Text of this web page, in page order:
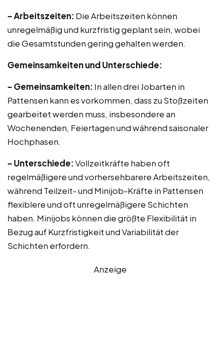
– Arbeitszeiten: Die Arbeitszeiten können
unregelmäßig und kurzfristig geplant sein, wobei
die Gesamtstunden gering gehalten werden.
Gemeinsamkeiten und Unterschiede:
– Gemeinsamkeiten: In allen drei Jobarten in
Pattensen kann es vorkommen, dass zu Stoßzeiten
gearbeitet werden muss, insbesondere an
Wochenenden, Feiertagen und während saisonaler
Hochphasen.
– Unterschiede:Vollzeitkräfte haben oft
regelmäßigere und vorhersehbarere Arbeitszeiten,
während Teilzeit- und Minijob-Kräfte in Pattensen
flexiblere und oft unregelmäßigere Schichten
haben. Minijobs können die größte Flexibilität in
Bezug auf Kurzfristigkeit und Variabilität der
Schichten erfordern.
Anzeige